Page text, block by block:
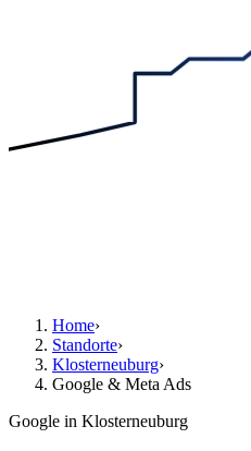
Home›
Standorte›
Klosterneuburg›
Google & Meta Ads
Google in Klosterneuburg